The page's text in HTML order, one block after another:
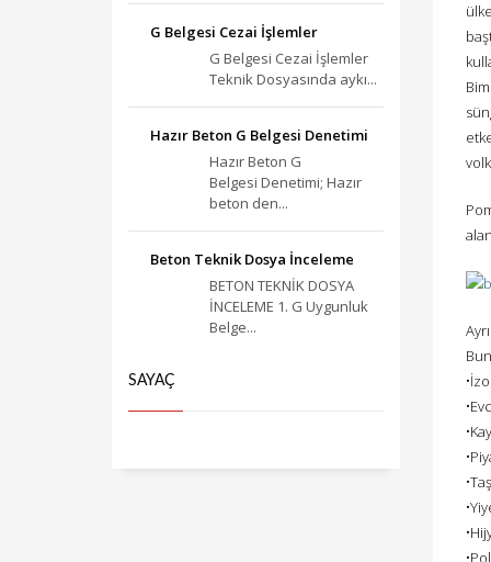
G Belgesi Cezai İşlemler
G Belgesi Cezai İşlemler
Teknik Dosyasında aykı...
Hazır Beton G Belgesi Denetimi
Hazır Beton G
Belgesi Denetimi; Hazır
beton den...
Beton Teknik Dosya İnceleme
BETON TEKNİK DOSYA
İNCELEME 1. G Uygunluk
Belge...
SAYAÇ